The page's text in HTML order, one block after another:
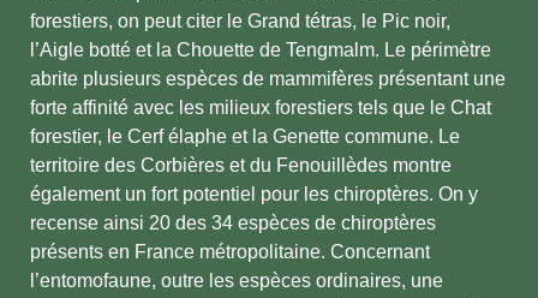
forestiers, on peut citer le Grand tétras, le Pic noir,
l’Aigle botté et la Chouette de Tengmalm. Le périmètre
abrite plusieurs espèces de mammifères présentant une
forte affinité avec les milieux forestiers tels que le Chat
forestier, le Cerf élaphe et la Genette commune. Le
territoire des Corbières et du Fenouillèdes montre
également un fort potentiel pour les chiroptères. On y
recense ainsi 20 des 34 espèces de chiroptères
présents en France métropolitaine. Concernant
l’entomofaune, outre les espèces ordinaires, une